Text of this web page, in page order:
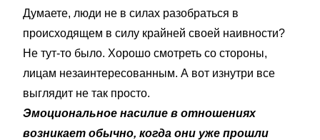
Думаете, люди не в силах разобраться в
происходящем в силу крайней своей наивности?
Не тут-то было. Хорошо смотреть со стороны,
лицам незаинтересованным. А вот изнутри все
выглядит не так просто.
Эмоциональное насилие в отношениях
возникает обычно, когда они уже прошли